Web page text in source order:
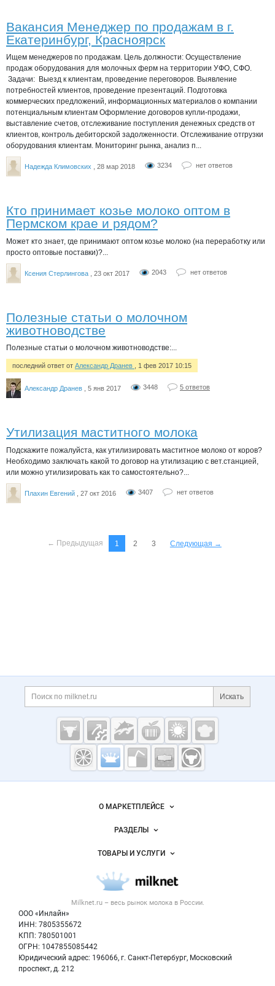
Вакансия Менеджер по продажам в г.
Екатеринбург, Красноярск
Ищем менеджеров по продажам. Цель должности: Осуществление
продаж оборудования для молочных ферм на территории УФО, СФО.
Задачи: Выезд к клиентам, проведение переговоров. Выявление
потребностей клиентов, проведение презентаций. Подготовка
коммерческих предложений, информационных материалов о компании
потенциальным клиентам Оформление договоров купли-продажи,
выставление счетов, отслеживание поступления денежных средств от
клиентов, контроль дебиторской задолженности. Отслеживание отгрузки
оборудования клиентам. Мониторинг рынка, анализ п...
Надежда Климовских , 28 мар 2018 3234 нет ответов
Кто принимает козье молоко оптом в
Пермском крае и рядом?
Может кто знает, где принимают оптом козье молоко (на переработку или
просто оптовые поставки)?...
Ксения Стерлингова , 23 окт 2017 2043 нет ответов
Полезные статьи о молочном
животноводстве
Полезные статьи о молочном животноводстве:...
последний ответ от Александр Дранев , 1 фев 2017 10:15
Александр Дранев , 5 янв 2017 3448 5 ответов
Утилизация маститного молока
Подскажите пожалуйста, как утилизировать маститное молоко от коров?
Необходимо заключать какой то договор на утилизацию с вет.станцией,
или можно утилизировать как то самостоятельно?...
Плахин Евгений , 27 окт 2016 3407 нет ответов
← Предыдущая 1 2 3 Следующая →
Дополнительная информация
Поиск по сайту и
Искать
Cсылки на полезные проекты
Молочная
промышленность
Milknet.ru
Важные разделы и контакты
Milknet.ru – весь рынок молокав России.
ООО «Инлайн»
ИНН: 7805355672
КПП: 780501001
ОГРН: 1047855085442
Юридический адрес: 196066, г. Санкт-Петербург, Московский
проспект, д. 212
Навигация по сайтуО МАРКЕТПЛЕЙСЕ
Новости Milknet.ru
Размещение рекламы
Публичная оферта
Контактная информация
Политика обработки персональных данных
РАЗДЕЛЫ
Объявления
Новости рынка
ТОВАРЫ И УСЛУГИ
Молочная продукция
Вторичное сырье
Оборудование